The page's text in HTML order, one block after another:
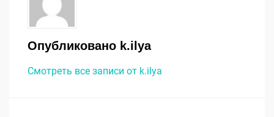
Опубликовано k.ilya
Смотреть все записи от k.ilya